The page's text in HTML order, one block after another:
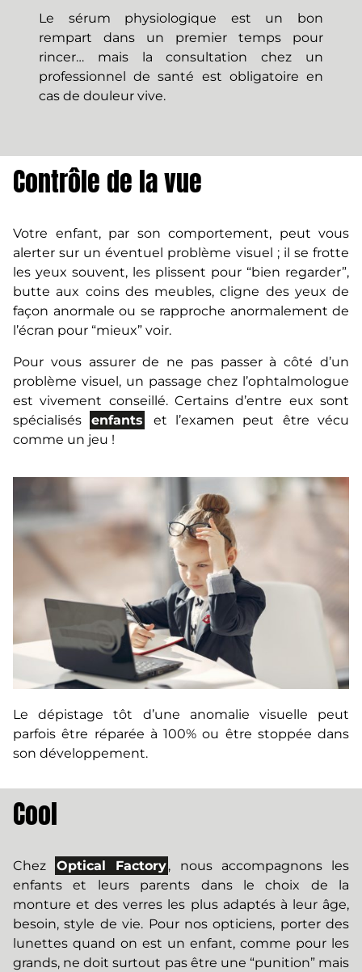
Le sérum physiologique est un bon
rempart dans un premier temps pour
rincer… mais la consultation chez un
professionnel de santé est obligatoire en
cas de douleur vive.
Contrôle de la vue
Votre enfant, par son comportement, peut vous
alerter sur un éventuel problème visuel ; il se frotte
les yeux souvent, les plissent pour “bien regarder”,
butte aux coins des meubles, cligne des yeux de
façon anormale ou se rapproche anormalement de
l’écran pour “mieux” voir.
Pour vous assurer de ne pas passer à côté d’un
problème visuel, un passage chez l’ophtalmologue
est vivement conseillé. Certains d’entre eux sont
spécialisés
enfants
et l’examen peut être vécu
comme un jeu !
Le dépistage tôt d’une anomalie visuelle peut
parfois être réparée à 100% ou être stoppée dans
son développement.
Cool
Chez Optical Factory, nous accompagnons les
enfants et leurs parents dans le choix de la
monture et des verres les plus adaptés à leur âge,
besoin, style de vie. Pour nos opticiens, porter des
lunettes quand on est un enfant, comme pour les
grands, ne doit surtout pas être une “punition” mais